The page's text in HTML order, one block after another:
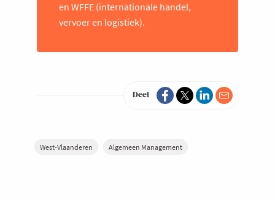
en WFFE (internationale handel,
vervoer en logistiek).
Deel
West-Vlaanderen Algemeen Management